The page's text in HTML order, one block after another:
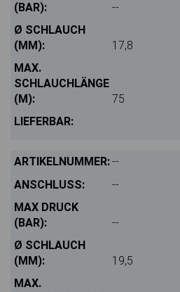
--
17,8
75
--
--
--
19,5